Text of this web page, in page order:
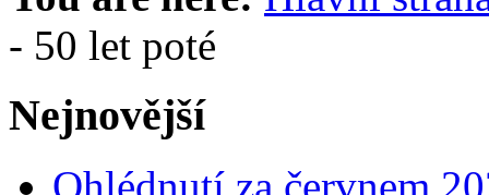
- 50 let poté
Nejnovější